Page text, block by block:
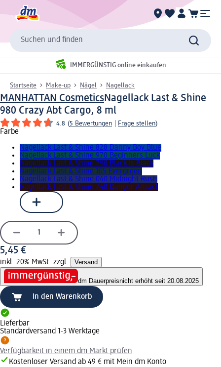
Suchen und finden
IMMERGÜNSTIG online einkaufen
Startseite Make-up Nägel Nagellack
MANHATTAN CosmeticsNagellack Last & Shine
980 Crazy Abt Cargo, 8 ml
4.8 (5 Bewertungen Frage stellen)
Farbe
Nagellack Last & Shine 828 Danny Boy Blue
Nagellack Last & Shine 970 Beginners Luck
Nagellack Last & Shine 790 Black Is Black
Nagellack Last & Shine 105 Evergreen
Nagellack Last & Shine 040 Midnight Rush
Nagellack Last & Shine 740 Danger Attract
5,45 €
inkl. 20% MwSt. zzgl. Versand
dm Dauerpreisnicht erhöht seit 20.08.2025
In den Warenkorb
Lieferbar
Standardversand 1-3 Werktage
Verfügbarkeit in einem dm Markt prüfen
Kostenloser Versand ab 49 € mit Mein dm Konto